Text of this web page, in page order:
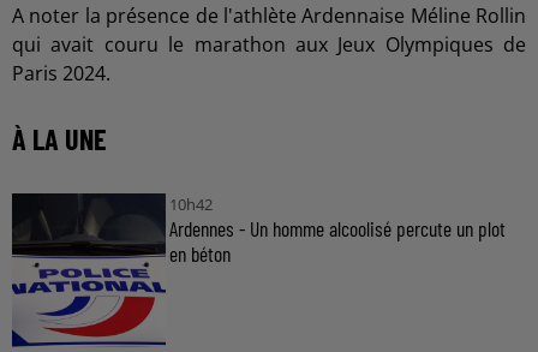
A noter la présence de l'athlète Ardennaise Méline Rollin
qui avait couru le marathon aux Jeux Olympiques de
Paris 2024.
À LA UNE
10h42
Ardennes - Un homme alcoolisé percute un plot
en béton